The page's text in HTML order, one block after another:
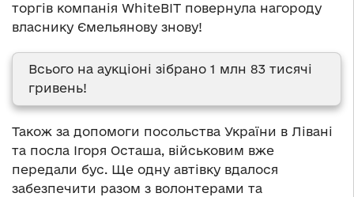
торгів компанія WhiteBIT повернула нагороду
власнику Ємельянову знову!
Всього на аукціоні зібрано 1 млн 83 тисячі
гривень!
Також за допомоги посольства України в Лівані
та посла Ігоря Осташа, військовим вже
передали бус. Ще одну автівку вдалося
забезпечити разом з волонтерами та